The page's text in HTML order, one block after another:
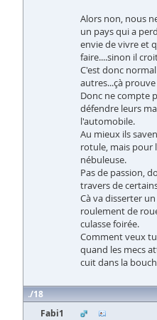
Alors non, nous
un pays qui a
envie de vivre et
faire....sinon il
C'est donc
autres...çà
Donc ne compte
défendre leurs
l'automobile.
Au mieux ils
rotule, mais pour
nébuleuse.
Pas de passion,
travers de
Cà va disserter
roulement de
culasse foirée.
Comment veux
quand les mecs
cuit dans la
18
Fabi1